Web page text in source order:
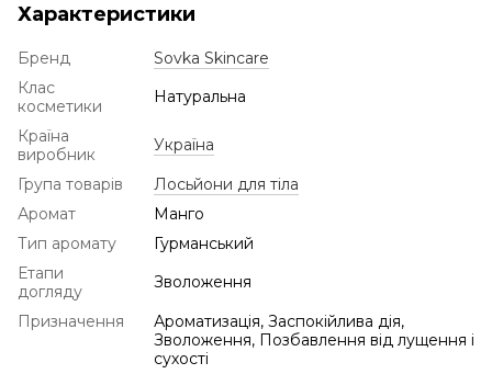
Характеристики
Бренд
Sovka Skincare
Клас
косметики
Натуральна
Країна
виробник
Україна
Група товарів
Лосьйони для тіла
Аромат
Манго
Тип аромату
Гурманський
Етапи
догляду
Зволоження
Призначення
Ароматизація, Заспокійлива дія,
Зволоження, Позбавлення від лущення і
сухості